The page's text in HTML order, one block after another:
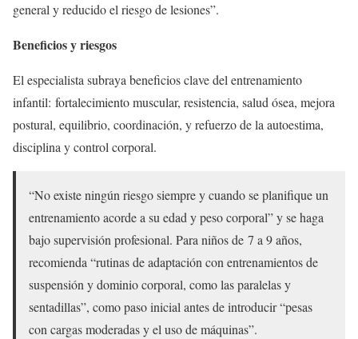
general y reducido el riesgo de lesiones”.
Beneficios y riesgos
El especialista subraya beneficios clave del entrenamiento
infantil: fortalecimiento muscular, resistencia, salud ósea, mejora
postural, equilibrio, coordinación, y refuerzo de la autoestima,
disciplina y control corporal.
“No existe ningún riesgo siempre y cuando se planifique un
entrenamiento acorde a su edad y peso corporal” y se haga
bajo supervisión profesional. Para niños de 7 a 9 años,
recomienda “rutinas de adaptación con entrenamientos de
suspensión y dominio corporal, como las paralelas y
sentadillas”, como paso inicial antes de introducir “pesas
con cargas moderadas y el uso de máquinas”.